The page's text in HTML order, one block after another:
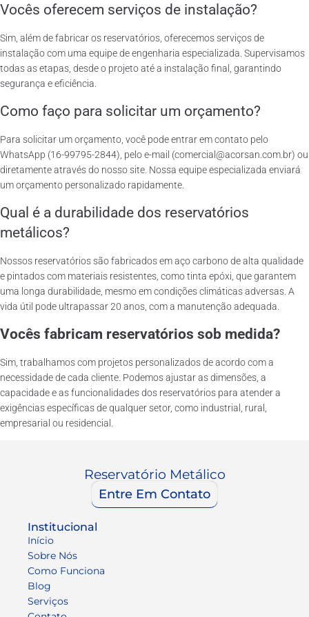
Vocês oferecem serviços de instalação?
Sim, além de fabricar os reservatórios, oferecemos serviços de
instalação com uma equipe de engenharia especializada. Supervisamos
todas as etapas, desde o projeto até a instalação final, garantindo
segurança e eficiência.
Como faço para solicitar um orçamento?
Para solicitar um orçamento, você pode entrar em contato pelo
WhatsApp (16-99795-2844), pelo e-mail (comercial@acorsan.com.br) ou
diretamente através do nosso site. Nossa equipe especializada enviará
um orçamento personalizado rapidamente.
Qual é a durabilidade dos reservatórios
metálicos?
Nossos reservatórios são fabricados em aço carbono de alta qualidade
e pintados com materiais resistentes, como tinta epóxi, que garantem
uma longa durabilidade, mesmo em condições climáticas adversas. A
vida útil pode ultrapassar 20 anos, com a manutenção adequada.
Vocês fabricam reservatórios sob medida?
Sim, trabalhamos com projetos personalizados de acordo com a
necessidade de cada cliente. Podemos ajustar as dimensões, a
capacidade e as funcionalidades dos reservatórios para atender a
exigências específicas de qualquer setor, como industrial, rural,
empresarial ou residencial.
Reservatório Metálico
Entre Em Contato
Institucional
Início
Sobre Nós
Como Funciona
Blog
Serviços